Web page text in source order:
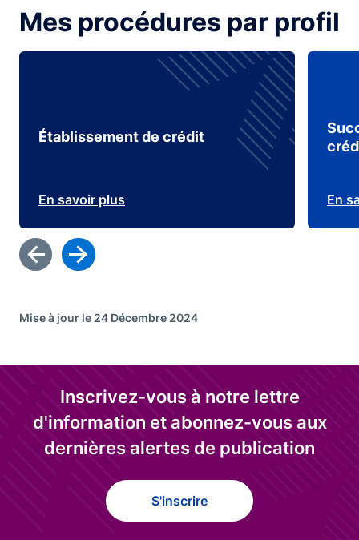
Mes procédures par profil
Établissement de crédit
En savoir plus En
Mise à jour le 24 Décembre 2024
Inscrivez-vous à notre lettre
d'information et abonnez-vous aux
dernières alertes de publication
S'inscrire